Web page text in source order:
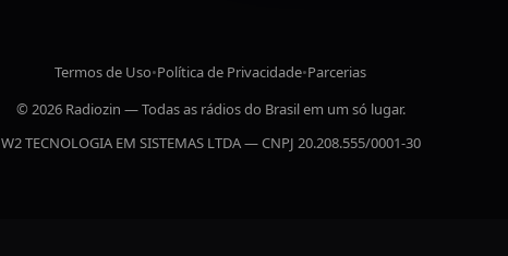
Termos de Uso•Política de Privacidade•Parcerias
© 2026 Radiozin — Todas as rádios do Brasil em um só lugar.
W2 TECNOLOGIA EM SISTEMAS LTDA — CNPJ 20.208.555/0001-30